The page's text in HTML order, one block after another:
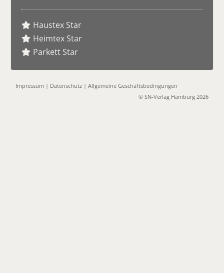
Haustex Star
Heimtex Star
Parkett Star
Impressum | Datenschutz |Allgemeine Geschäftsbedingungen
© SN-Verlag Hamburg 2026